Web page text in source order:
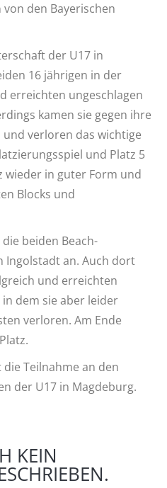
den Bayerischen
der U17 in
16 jährigen in der
erreichten ungeschlagen
kamen sie gegen ihre
verloren das wichtige
und Platz 5
wieder in guter Form und
Blocks und
beiden Beach-
Ingolstadt an. Auch dort
und erreichten
dem sie aber leider
verloren. Am Ende
Teilnahme an den
der U17 in Magdeburg.
KEIN